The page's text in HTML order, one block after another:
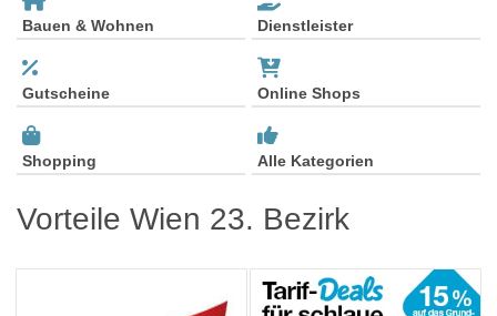
Bauen & Wohnen Dienstleister
Gutscheine Online Shops
Shopping Alle Kategorien
Vorteile Wien 23. Bezirk